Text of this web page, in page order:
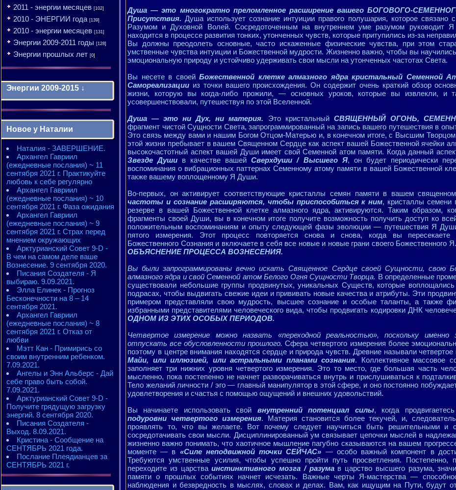
2011 - энергии месяцев [102]
2010 - ЭНЕРГИИ года [139]
2010 - энергии месяцев [131]
Энергии 2009-2011 годы [128]
Энергии прошлых лет [0]
Энергии 2009-2015 ↓
2010 - энергии месяцев
2010 - ЭНЕРГИИ года
2011 - энергии месяцев
2011 - ЭНЕРГИИ года
2012 - энергии месяцев
2012 - ЭНЕРГИИ года
2013 - энергии месяцев
2013 - ЭНЕРГИИ года
2014 - энергии месяцев
2014 - ЭНЕРГИИ года
2015 - энергии месяцев
2015 - ЭНЕРГИИ года
Новое у Наталии
Наталия - ЗАВЕРШЕНИЕ.
Архангел Гавриил
(ежедневные послания) ~ 11
сентября 2021 г. Практикуйте
любовь к себе регулярно
Архангел Гавриил
(ежедневные послания) ~ 10
сентября 2021 г. Фаза ожидания
Архангел Гавриил
(ежедневные послания) ~ 9
сентября 2021 г. Страх перед
мнением окружающих
Арктурианский Совет 9-D -
В чем на самом деле ваше
Вознесение. 9 сентября 2020.
Писания Создателя - Я
выбираю. 9.09.2021.
Элла Елинек - Прогноз
Бесконечности на 8 – 14
сентября 2021.
Архангел Гавриил
(ежедневные послания) ~ 8
сентября 2021 г. Отказ от
любви
Мэтт Кан - Примирись со
своим внутренним ребенком.
7.09.2021.
Ангелы и Энн Альберс - Дай
себе право быть собой.
7.09.2021.
Арктурианский Совет 9-D -
Получите грядущую загрузку
энергий. 8 сентября 2020.
Писания Создателя -
Выход. 8.09.2021.
Кристина - Сообщение на
СЕНТЯБРЬ 2021 года.
Послание Плеядианцев за
СЕНТЯБРЬ 2021 г.
Душа — это многократно преломленное расширение вашего БОГОВОГО-
Присутствия. Душа использует сознание интуиции правого полушария, которое
Разумом и Духовной Волей. Сосредоточенным на внутреннем уме разумом руководит
находится в процессе развития тонких, утонченных чувств, которые притупились из-за
Вы должны преодолеть основные, часто искаженные физические чувства, при этом
умственные чувства интуиции и Божественной мудрости. Жизненно важно, чтобы вы
эмоциональную природу и устойчиво удерживать свои мысли на утонченных частотах Света.
Вы несете в своей Божественной клетке алмазного ядра кристальный Семенной
Самореализации из точки вашего происхождения. Он содержит очень краткий обзор
жизни, которую вы когда-либо прожили, — основных уроков, которые вы извлекли, и
усовершенствовали, путешествуя по этой Вселенной.
Душа — это ни Дух, ни материя. Это кристальный СВЯЩЕННЫЙ ОГОНЬ,
фрагмент чистой Сущности Света, запрограммированный на запись вашего путешествия в
Это связь между вами и нашим Богом Отцом-Матерью и, в конечном итоге, с Высшим
этой жизни пребывает в вашем Священном Сердце как аспект вашей Божественной ячейки
высокочастотный аспект вашей Души имеет свой Семенной атом памяти. Когда данный
Звезде Души в качестве вашейСверхдуши / Высшего Я, он будет периодически
воспоминания о вибрационных паттернах Семенному атому памяти в вашей Божественной
также вашему воплощенному Я Души.
Во-первых, он активирует соответствующие кристаллы семян памяти в вашем
частоты и сознание расширяются, чтобы приспособиться к ним, кристаллы семени
резерве в вашей Божественной клетке алмазного ядра, активируются. Таким образом,
фрагменты своей Души, вы в конечном итоге получите возможность получить доступ ко
положительным воспоминаниям и опыту следующей фазы эволюции — путешествия Я
пятого измерения. Этот процесс повторяется снова и снова, когда вы пересекаете
Божественного Сознания и включаете в себя все новые и новые грани своего Божественного
ОБЪЯСНЕНИЕ ПРОЦЕССА ВОЗНЕСЕНИЯ.
Вы были запрограммированы вечно искать Священное Сердце своей Сущности, свою
алмазного ядра и свой Семенной атом Белого Огня Сущности Творца. В определенные
существовали небольшие группы продвинутых, уникальных Существ, которые
подрасах, чтобы выдвигать свежие идеи и прививать новые качества и атрибуты. Эти
примером представляли свою мудрость, высшее сознание и особые таланты, а также
избранными представителями человеческого вида, чтобы продвигать кодировки ДНК
ОДНОМ ИЗ ЭТИХ ОСОБЫХ ПЕРИОДОВ.
Четвертое измерение можно назвать «переходной реальностью», поскольку именно
отпускать все обусловленности прошлого. Сфера четвертого измерения более
поэтому в центре внимания находятся сердце и природа чувств. Древние называли четвертое
Майи, или иллюзией, или астральными планами сознания. Коллективное массовое
заполняет три нижних уровня четвертого измерения. Это то место, где большая часть
мысленно, пока постепенно не начнет разворачиваться внутрь и прислушиваться к
Тело желаний личности / эго — главный манипулятор в этой сфере, и оно постоянно
удовлетворения и счастья с помощью ощущений и внешних удовольствий.
Вы начинаете использовать свой внутренний потенциал силы, когда
подуровни четвертого измерения. Материя становится более текучей, и,
проявлять то, что вы желаете. Вот почему следует научиться быть решительными и
сосредотачивать свои мысли. Дисциплинированный ум связывает цепочки мыслей в
жизненно важно понимать, что хаотичное мышление пагубно сказываются на вашем
моменте — в «Силе неподвижной точки СЕЙЧАС» — особо важный компонент в
Требуются умственные усилия, чтобы успешно пройти путь просветления. Постепенно,
переходите из царстваинстинктивного мозга / разумав царство высшего разума,
памяти о прошлых событиях начнет исчезать. Важные черты Я-мастерства —
наблюдения и безвредность в мыслях, словах и делах. Вам, как ищущим на Пути, будут